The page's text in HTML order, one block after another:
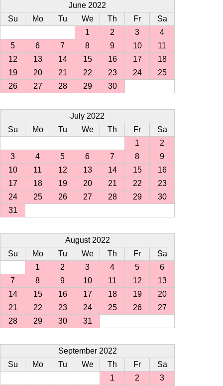
June 2022
Su
Mo Tu We Th Fr
Sa
1
2 3
4
5
6 7 8 9 10
11
12
13 14 15 16 17
18
19
20 21 22 23 24
25
26
27 28 29 30
July 2022
Su
Mo Tu We Th Fr
Sa
1
2
3
4 5 6 7 8
9
10
11 12 13 14 15
16
17
18 19 20 21 22
23
24
25 26 27 28 29
30
31
August 2022
Su
Mo Tu We Th Fr
Sa
1
2 3 4 5
6
7
8 9 10 11 12
13
14
15 16 17 18 19
20
21
22 23 24 25 26
27
28
29 30 31
September 2022
Su
Mo Tu We Th Fr
Sa
1
2
3